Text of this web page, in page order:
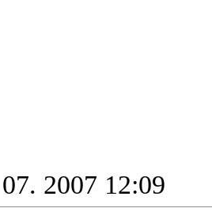
2007 12:09